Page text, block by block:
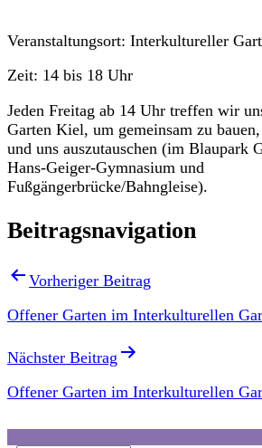
Veranstaltungsort: Interkultureller
Zeit: 14 bis 18 Uhr
Jeden Freitag ab 14 Uhr treffen wir
Garten Kiel, um gemeinsam zu
und uns auszutauschen (im Blaupark
Hans-Geiger-Gymnasium und
Fußgängerbrücke/Bahngleise).
Beitragsnavigation
Vorheriger Beitrag
Offener Garten im Interkulturellen
Nächster Beitrag
Offener Garten im Interkulturellen